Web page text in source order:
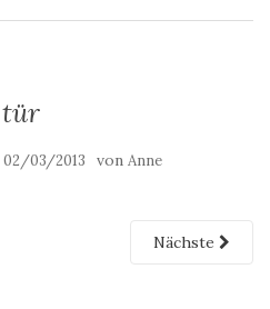
tür
02/03/2013 von Anne
Nächste